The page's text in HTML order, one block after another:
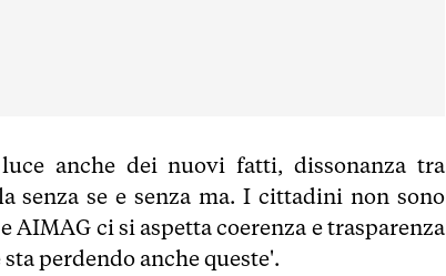
anche dei nuovi fatti, dissonanza tra
senza se e senza ma. I cittadini non sono
ci si aspetta coerenza e trasparenza
perdendo anche queste'.